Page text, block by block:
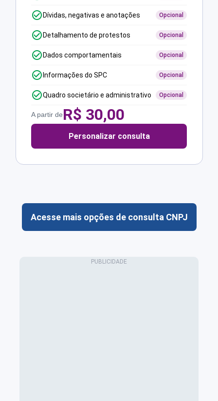
Dívidas, negativas e anotações Opcional
Detalhamento de protestos Opcional
Dados comportamentais Opcional
Informações do SPC Opcional
Quadro societário e administrativo Opcional
A partir deR$ 30,00
Personalizar consulta
Acesse mais opções de consulta CNPJ